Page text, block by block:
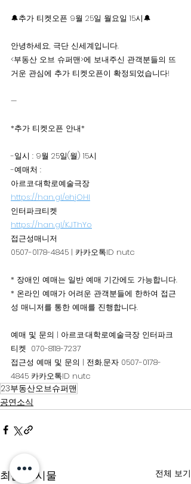
🔔추가 티켓오픈 9월 25일 월요일 15시🔔
안녕하세요, 극단 신세계입니다.
<부동산 오브 슈퍼맨>에 보내주신 관객분들의 뜨
거운 관심에 추가 티켓오픈이 확정되었습니다!
—
*추가 티켓오픈 안내*
-일시 : 9월 25일(월) 15시
-예매처 :
아르코·대학로예술극장
https://han.gl/ehjOHI
인터파크티켓
https://han.gl/KJThYo
접근성매니저
0507-0178-4845 | 카카오톡ID nutc
* 장애인 예매는 일반 예매 기간에도 가능합니다.
* 온라인 예매가 어려운 관객분들에 한하여 접근
성 매니저를 통한 예매를 진행합니다.
예매 및 문의 | 아르코·대학로예술극장 인터파크
티켓  070-8118-7237
접근성 예매 및 문의 | 전화,문자 0507-0178-
4845 카카오톡ID nutc
23부동산오브슈퍼맨
공연소식
최근 게시물 전체 보기